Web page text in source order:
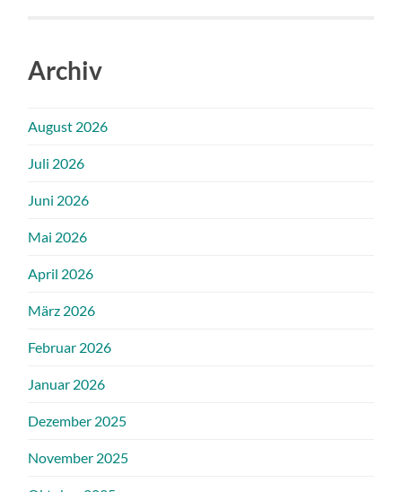
Archiv
August 2026
Juli 2026
Juni 2026
Mai 2026
April 2026
März 2026
Februar 2026
Januar 2026
Dezember 2025
November 2025